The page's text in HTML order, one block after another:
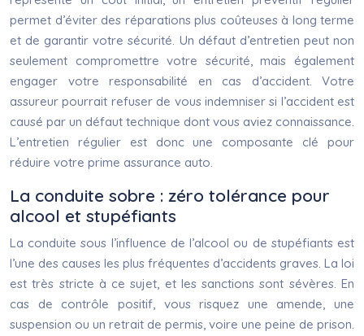
permet d’éviter des réparations plus coûteuses à long terme
et de garantir votre sécurité. Un défaut d’entretien peut non
seulement compromettre votre sécurité, mais également
engager votre responsabilité en cas d’accident. Votre
assureur pourrait refuser de vous indemniser si l’accident est
causé par un défaut technique dont vous aviez connaissance.
L’entretien régulier est donc une composante clé pour
réduire votre prime assurance auto.
La conduite sobre : zéro tolérance pour
alcool et stupéfiants
La conduite sous l’influence de l’alcool ou de stupéfiants est
l’une des causes les plus fréquentes d’accidents graves. La loi
est très stricte à ce sujet, et les sanctions sont sévères. En
cas de contrôle positif, vous risquez une amende, une
suspension ou un retrait de permis, voire une peine de prison.